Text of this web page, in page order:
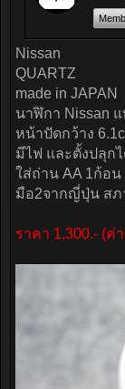
Nissan
QUARTZ
made in JAPAN
นาฬิกา Nissan แ
หน้าปัดกว้าง
มีไฟ และตั้งปลุก
ใส่ถ่าน AA 1ก้อน
มือ2จากญี่ปุ่น สภ
ราคา 1,300.- (ค่